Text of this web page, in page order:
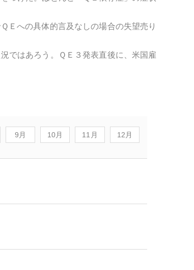
Ｅへの具体的言及なしの場合の失望売り
ではあろう。ＱＥ３発表直後に、米国雇
9月 10月 11月 12月